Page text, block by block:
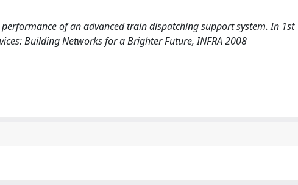
of an advanced train dispatching support system. In 1st
Building Networks for a Brighter Future, INFRA 2008